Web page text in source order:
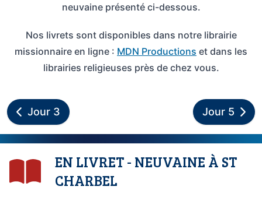
neuvaine présenté ci-dessous.
Nos livrets sont disponibles dans notre librairie
missionnaire en ligne : MDN Productions et dans les
librairies religieuses près de chez vous.
Jour 3 Jour 5
EN LIVRET - NEUVAINE À ST
CHARBEL